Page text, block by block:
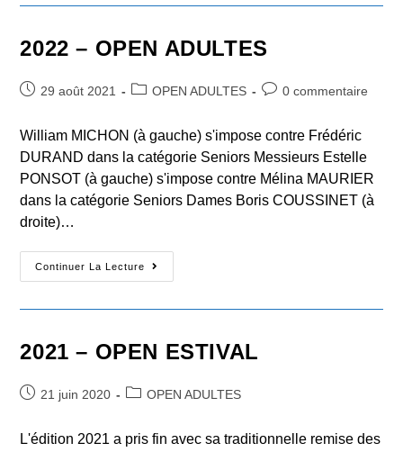
2022 – OPEN ADULTES
Post29 août 2021
PostOPEN ADULTES
Post0 commentaire
William MICHON (à gauche) s'impose contre Frédéric
DURAND dans la catégorie Seniors Messieurs Estelle
PONSOT (à gauche) s'impose contre Mélina MAURIER
dans la catégorie Seniors Dames Boris COUSSINET (à
droite)…
Continuer La Lecture
–
2021 – OPEN ESTIVAL
Post21 juin 2020
PostOPEN ADULTES
L'édition 2021 a pris fin avec sa traditionnelle remise des